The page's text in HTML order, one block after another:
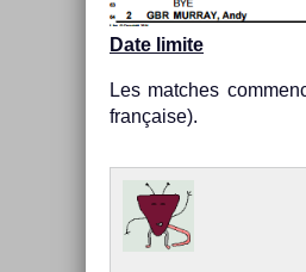
Date li­mite
Les matches
française).